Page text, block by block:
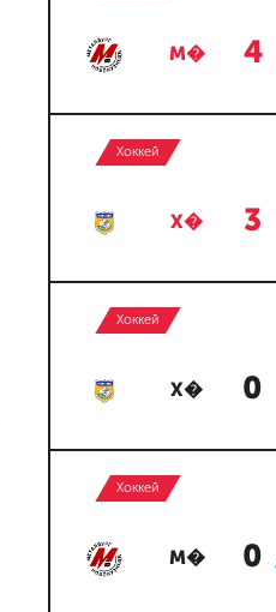
М� 4
Хоккей
Х� 3
Хоккей
Х� 0
Хоккей
М� 0